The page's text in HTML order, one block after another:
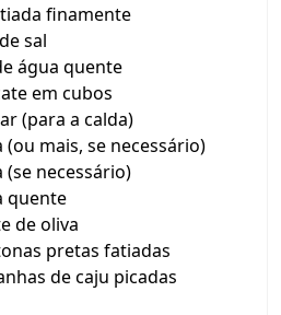
finamente
sal
água quente
em cubos
(para a calda)
mais, se necessário)
(se necessário)
quente
de oliva
pretas fatiadas
de caju picadas